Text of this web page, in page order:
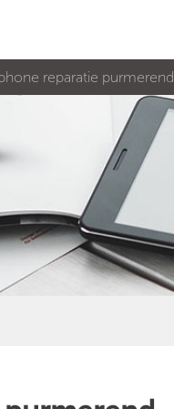
reparatie purmerend